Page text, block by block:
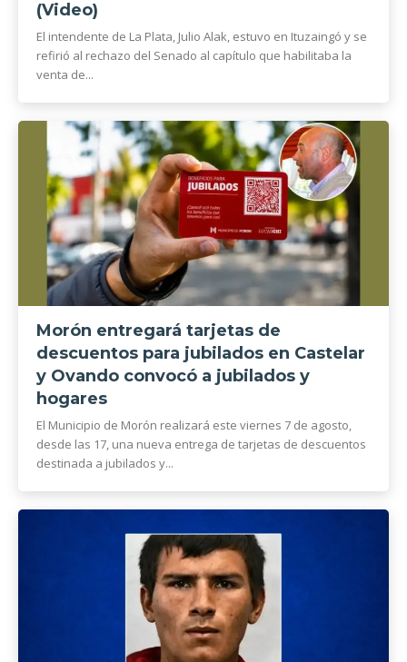
(Video)
El intendente de La Plata, Julio Alak, estuvo en Ituzaingó y se
refirió al rechazo del Senado al capítulo que habilitaba la
venta de...
Morón entregará tarjetas de
descuentos para jubilados en Castelar
y Ovando convocó a jubilados y
hogares
El Municipio de Morón realizará este viernes 7 de agosto,
desde las 17, una nueva entrega de tarjetas de descuentos
destinada a jubilados y...